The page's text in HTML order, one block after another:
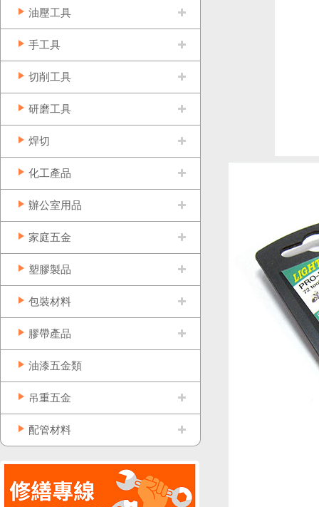
油壓工具
手工具
切削工具
研磨工具
焊切
化工產品
辦公室用品
家庭五金
塑膠製品
包裝材料
膠帶產品
油漆五金類
吊重五金
配管材料